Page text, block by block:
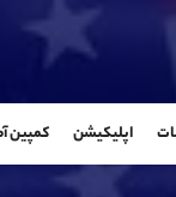
اپلیکیشن کمپین
شروع